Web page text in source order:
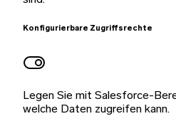
Konfigurierbare Zugriffsrechte
Legen Sie mit Salesforce-
welche Daten zugreifen kann.